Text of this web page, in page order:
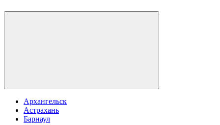
Архангельск
Астрахань
Барнаул